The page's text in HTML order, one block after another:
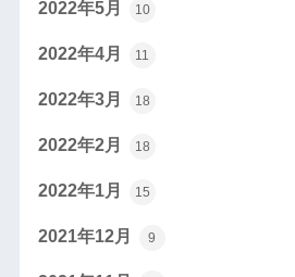
2022年5月 10
2022年4月 11
2022年3月 18
2022年2月 18
2022年1月 15
2021年12月 9